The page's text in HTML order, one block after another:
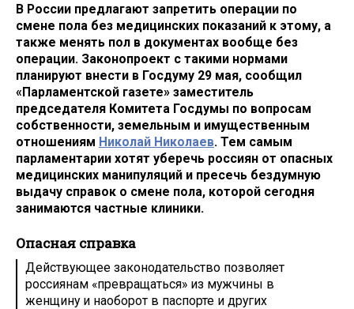
В России предлагают запретить операции по
смене пола без медицинских показаний к этому, а
также менять пол в документах вообще без
операции. Законопроект с такими нормами
планируют внести в Госдуму 29 мая, сообщил
«Парламентской газете» заместитель
председателя Комитета Госдумы по вопросам
собственности, земельным и имущественным
отношениям Николай Николаев. Тем самым
парламентарии хотят уберечь россиян от опасных
медицинских манипуляций и пресечь бездумную
выдачу справок о смене пола, которой сегодня
занимаются частные клиники.
​Опасная справка
Действующее законодательство позволяет
россиянам «превращаться» из мужчины в
женщину и наоборот в паспорте и других